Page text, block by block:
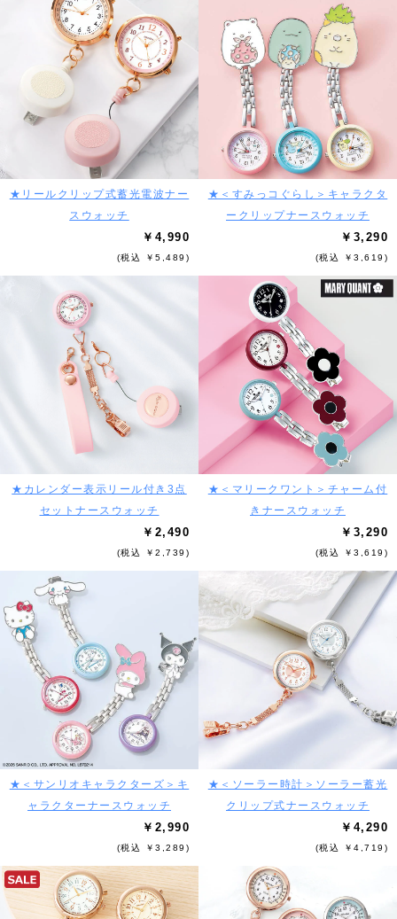
★リールクリップ式蓄光電波ナー
スウォッチ
￥4,990
(税込 ￥5,489)
★＜すみっコぐらし＞キャラクタ
ークリップナースウォッチ
￥3,290
(税込 ￥3,619)
★カレンダー表示リール付き3点
セットナースウォッチ
￥2,490
(税込 ￥2,739)
★＜マリークワント＞チャーム付
きナースウォッチ
￥3,290
(税込 ￥3,619)
★＜サンリオキャラクターズ＞キ
ャラクターナースウォッチ
￥2,990
(税込 ￥3,289)
★＜ソーラー時計＞ソーラー蓄光
クリップ式ナースウォッチ
￥4,290
(税込 ￥4,719)